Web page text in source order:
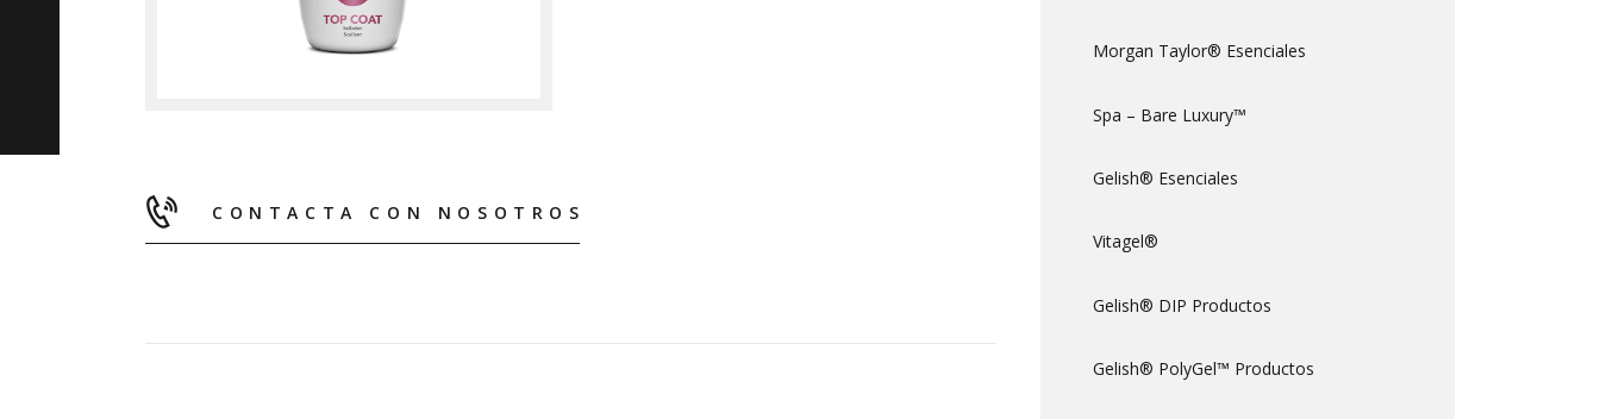
CONTACTA CON NOSOTROS
Morgan Taylor® Esenciales
Spa – Bare Luxury™
Gelish® Esenciales
Vitagel®
Gelish® DIP Productos
Gelish® PolyGel™ Productos